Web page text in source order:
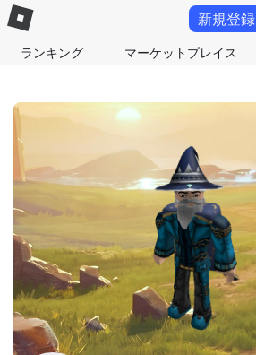
ランキング マーケットプレイス
新規登録